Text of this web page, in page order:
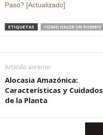
Paso? [Actualizado]
ETIQUETAS COMO HACER UN ROMBO
Artículo anterior
Alocasia Amazónica:
Características y Cuidados
de la Planta